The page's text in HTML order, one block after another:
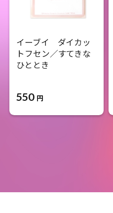
イーブイ ダイカッ
トフセン／すてきな
ひととき
550 円